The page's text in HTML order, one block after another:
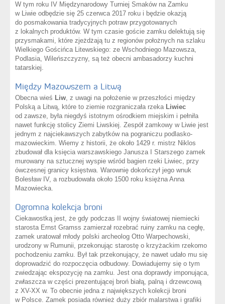
W tym roku IV Międzynarodowy Turniej Smaków na Zamku
w Liwie odbędzie się 25 czerwca 2017 roku i będzie okazją
do posmakowania tradycyjnych potraw przygotowanych
z lokalnych produktów. W tym czasie goście zamku delektują się
przysmakami, które zjeżdżają tu z regionów położnych na szlaku
Wielkiego Gościńca Litewskiego: ze Wschodniego Mazowsza,
Podlasia, Wileńszczyzny, są też obecni ambasadorzy kuchni
tatarskiej.
Między Mazowszem a Litwą
Obecna wieś Liw, z uwagi na położenie w przeszłości między
Polską a Litwą, które to ziemie rozgraniczała rzeka Liwiec
od zawsze, była niegdyś istotnym ośrodkiem miejskim i pełniła
nawet funkcję stolicy Ziemi Liwskiej. Zespół zamkowy w Liwie jest
jednym z najciekawszych zabytków na pograniczu podlasko-
mazowieckim. Wiemy z historii, że około 1429 r. mistrz Niklos
zbudował dla księcia warszawskiego Janusza I Starszego zamek
murowany na sztucznej wyspie wśród bagien rzeki Liwiec, przy
ówczesnej granicy księstwa. Warownię dokończył jego wnuk
Bolesław IV, a rozbudowała około 1500 roku księżna Anna
Mazowiecka.
Ogromna kolekcja broni
Ciekawostką jest, że gdy podczas II wojny światowej niemiecki
starosta Ernst Gramss zamierzał rozebrać ruiny zamku na cegłę,
zamek uratował młody polski archeolog Otto Warpechowski,
urodzony w Rumunii, przekonując starostę o krzyżackim rzekomo
pochodzeniu zamku. Był tak przekonujący, że nawet udało mu się
doprowadzić do rozpoczęcia odbudowy. Dowiadujemy się o tym
zwiedzając ekspozycję na zamku. Jest ona doprawdy imponująca,
zwłaszcza w części prezentującej broń białą, palną i drzewcową
z XV-XX w. To obecnie jedna z największych kolekcji broni
w Polsce. Zamek posiada również duży zbiór malarstwa i grafiki